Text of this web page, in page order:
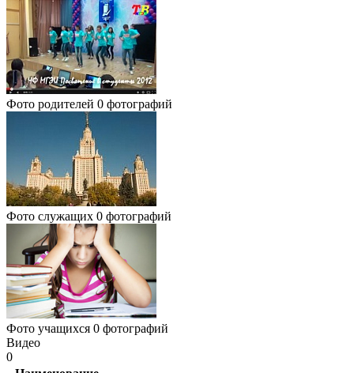
Фото родителей 0 фотографий
Фото служащих 0 фотографий
Фото учащихся 0 фотографий
Видео
0